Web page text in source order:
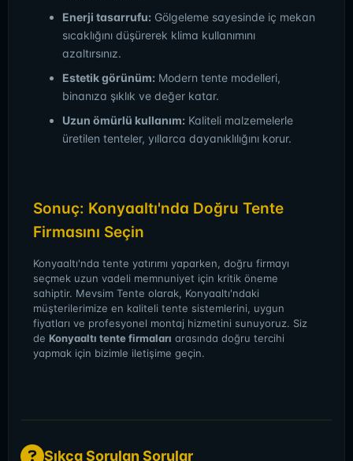
Enerji tasarrufu: Gölgeleme sayesinde iç mekan
sıcaklığını düşürerek klima kullanımını
azaltırsınız.
Estetik görünüm: Modern tente modelleri,
binanıza şıklık ve değer katar.
Uzun ömürlü kullanım: Kaliteli malzemelerle
üretilen tenteler, yıllarca dayanıklılığını korur.
Sonuç: Konyaaltı'nda Doğru Tente
Firmasını Seçin
Konyaaltı'nda tente yatırımı yaparken, doğru firmayı
seçmek uzun vadeli memnuniyet için kritik öneme
sahiptir. Mevsim Tente olarak, Konyaaltı'ndaki
müşterilerimize en kaliteli tente sistemlerini, uygun
fiyatları ve profesyonel montaj hizmetini sunuyoruz. Siz
de Konyaaltı tente firmaları arasında doğru tercihi
yapmak için bizimle iletişime geçin.
Sıkça Sorulan Sorular